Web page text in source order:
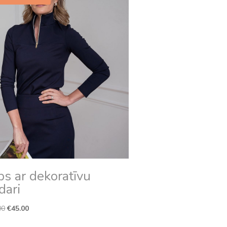
ar dekoratīvu
Original
€45.00Current